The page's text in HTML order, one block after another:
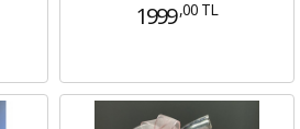
1999 ,00 TL